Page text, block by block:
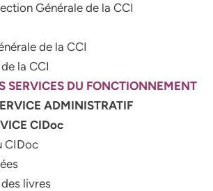
Générale de la CCI
de la CCI
la CCI
SERVICES DU FONCTIONNEMENT
ADMINISTRATIF
CIDoc
CIDoc
livres